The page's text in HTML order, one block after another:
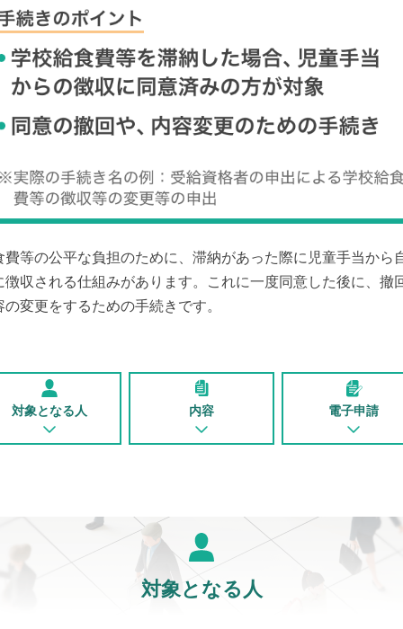
費等の公平な負担のために、滞納があった際に児童手当から
徴収される仕組みがあります。これに一度同意した後に、撤
の変更をするための手続きです。
対象となる人 内容 電子申請
対象となる人